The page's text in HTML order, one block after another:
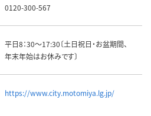
0120-300-567
平日8：30～17:30〔土日祝日・お盆期間、
年末年始はお休みです〕
https://www.city.motomiya.lg.jp/